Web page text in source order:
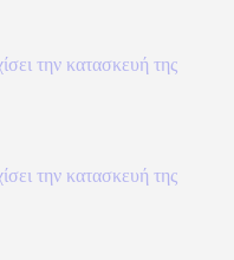
την κατασκευή της
την κατασκευή της